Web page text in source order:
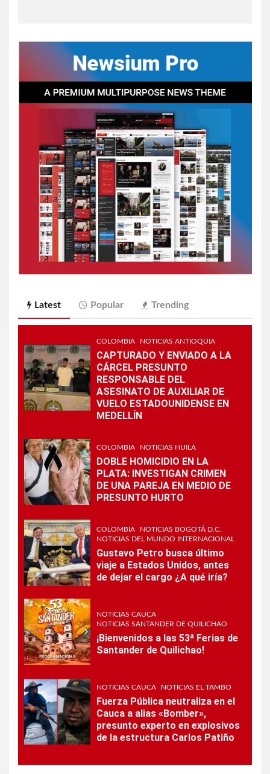
Latest Popular Trending
COLOMBIA NOTICIAS ANTIOQUIA
CAPTURADO Y ENVIADO A LA
CÁRCEL PRESUNTO
RESPONSABLE DEL
ASESINATO DE AUXILIAR DE
VUELO ESTADOUNIDENSE EN
MEDELLÍN
COLOMBIA NOTICIAS HUILA
DOBLE HOMICIDIO EN LA
PLATA: INVESTIGAN CRIMEN
DE UNA PAREJA EN MEDIO DE
PRESUNTO HURTO
COLOMBIA
NOTICIAS BOGOTÁ D.C.
NOTICIAS DEL MUNDO INTERNACIONAL
Gustavo Petro busca último
viaje a Estados Unidos, antes
de dejar el cargo ¿A qué iría?
NOTICIAS CAUCA
NOTICIAS SANTANDER DE QUILICHAO
¡Bienvenidos a las 53ª Ferias de
Santander de Quilichao!
NOTICIAS CAUCA NOTICIAS EL TAMBO
Fuerza Pública neutraliza en el
Cauca a alias «Bomber»,
presunto experto en explosivos
de la estructura Carlos Patiño